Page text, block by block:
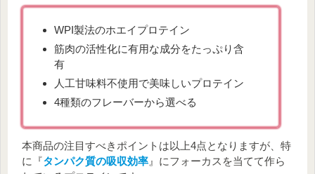
WPI製法のホエイプロテイン
筋肉の活性化に有用な成分をたっぷり含
有
人工甘味料不使用で美味しいプロテイン
4種類のフレーバーから選べる
本商品の注目すべきポイントは以上4点となりますが、特
に『タンパク質の吸収効率』にフォーカスを当てて作ら